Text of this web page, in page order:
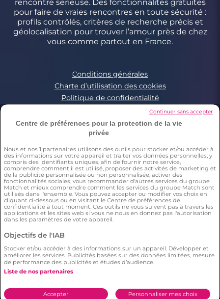
rencontre sérieuse. Des fonctionnalités gratuites
pour faire de vraies rencontres en toute sécurité :
profils contrôlés, critères de recherche précis et
géolocalisation pour trouver l’amour près de chez
vous comme partout en France.
Conditions générales
Charte d’utilisation des cookies
Politique de confidentialité
Conditions Générales applicables aux Events
Signaler un contenu illégal
*Estimation du nombre de personnes ayant déjà fait une
rencontre sur Meetic en France, Italie et Espagne. Chiffre obtenu
par l’extrapolation des résultats d’une enquête réalisée par
Dynata en décembre 2023, sur 6011 personnes résidant en
France, Italie et Espagne âgés de plus de 18 ans,par rapport à la
population totale de cette tranche d’âge dans ces pays(Source
Eurostat 2023). Il résulte de cette étude que respectivement 15%
(en France), 12% (en Italie), 10% (en Espagne) des répondants ont
déclaré avoir déjà fait une rencontre sur Meetic.
**Chaque description et photo de profil est modérée
échantillon représentatif de 2006 personnes de 18 ans et plus en
d'utilisateurs sur Meetic (=397 répondants) a un plus grand
nombre de relations longues (plus de 6 mois), en comparaison
aux autres sites/applications de rencontre.
****Selon une étude Dynata réalisée en décembre 2023 auprès
d'un échantillon représentatif de 2006 personnes 18+ en France.
connaître un couple qui s’est formé sur Meetic.
Centre de préférences pour la protection de la vie
privée
Nous et nos 1 partenaires utilisons des outils pour stocker et/ou accéder à
des informations sur votre appareil et traiter vos données personnelles, y
compris des identifiants uniques, afin de fournir notre service,
comprendre comment il est utilisé, proposer des activités de marketing et
de la publicité personnalisée ou non personnalisée, activer des
fonctionnalités sociales, vous recommander d'autres services du groupe
Match et mieux comprendre comment les services du groupe Match sont
utilisés dans l'ensemble. Vous pouvez accepter ou modifier vos choix en
cliquant ci-dessous ou en visitant le Centre de préférences de
confidentialité à tout moment. Ces outils ne vous suivent pas à travers les
applications et les sites web si vous ne nous en donnez pas l'autorisation
dans les paramètres de votre appareil.
Objectifs de l'IAB
Stocker et/ou accéder à des informations sur un appareil. Développer et
améliorer les services. Publicités basées sur des données limitées, mesure
de performance des publicités et études d’audience.
Liste de nos partenaires
Personnaliser mes choix
Accepter
Continuer sans accepter